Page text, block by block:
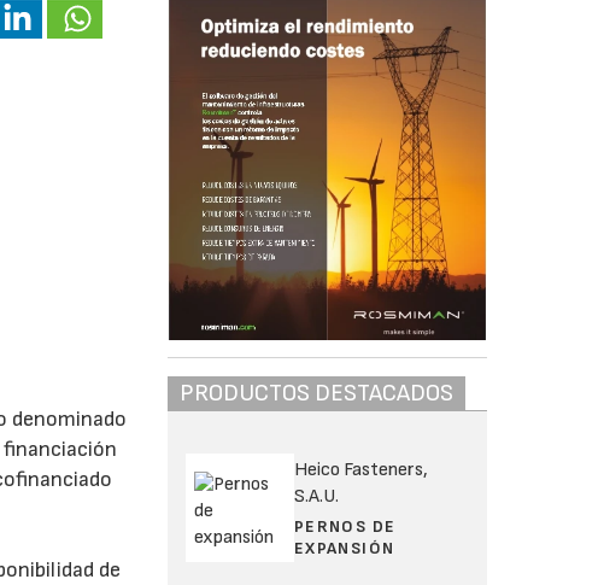
denominado
financiación
de
PRODUCTOS DESTACADOS
Heico Fasteners,
S.A.U.
PERNOS DE
EXPANSIÓN